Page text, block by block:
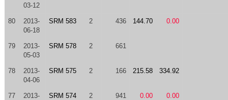
03-12
80
2013-
06-18
SRM 583 2 436 144.70 0.00
79
2013-
05-03
SRM 578 2 661
78
2013-
04-06
SRM 575 2 166 215.58 334.92
77
2013-
SRM 574 2 941 0.00 0.00